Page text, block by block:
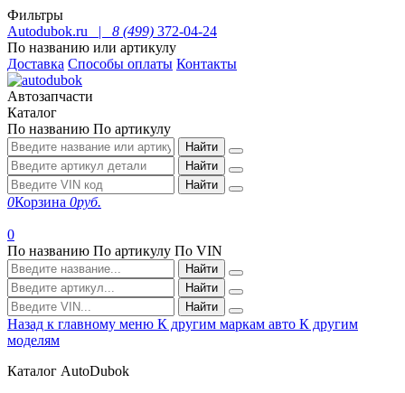
Фильтры
Autodubok.ru |
8 (499) 372-04-24
По названию или артикулу
Доставка Способы оплаты Контакты
Автозапчасти
Каталог
По названию По артикулу
Найти
Найти
Найти
0Корзина 0руб.
0
По названию По артикулу По VIN
Найти
Найти
Найти
Назад к главному меню К другим маркам авто К другим
моделям
Каталог AutoDubok